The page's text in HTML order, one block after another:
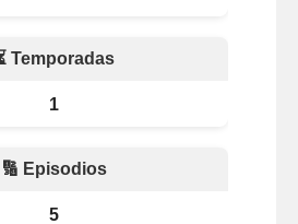
Temporadas
1
🔢 Episodios
5